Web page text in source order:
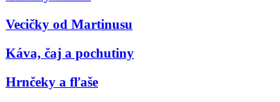
Vecičky od Martinusu
Káva, čaj a pochutiny
Hrnčeky a fľaše